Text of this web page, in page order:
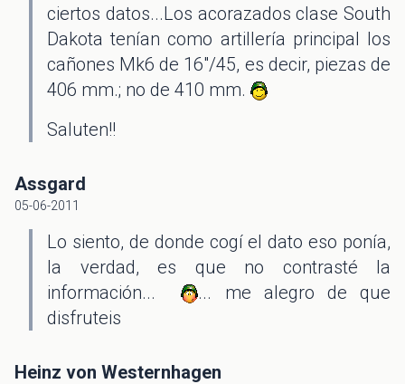
ciertos datos...Los acorazados clase South
Dakota tenían como artillería principal los
cañones Mk6 de 16"/45, es decir, piezas de
406 mm.; no de 410 mm.
Saluten!!
Assgard
05-06-2011
Lo siento, de donde cogí el dato eso ponía,
la verdad, es que no contrasté la
información...
... me alegro de que
disfruteis
Heinz von Westernhagen